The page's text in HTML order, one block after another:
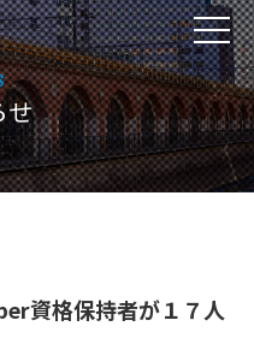
せ
資格保持者が１７人